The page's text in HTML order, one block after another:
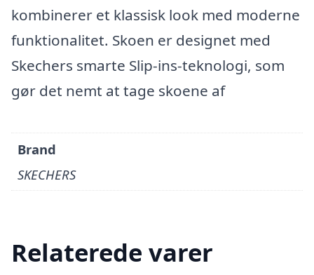
kombinerer et klassisk look med moderne
funktionalitet. Skoen er designet med
Skechers smarte Slip-ins-teknologi, som
gør det nemt at tage skoene af
Brand
SKECHERS
Relaterede varer